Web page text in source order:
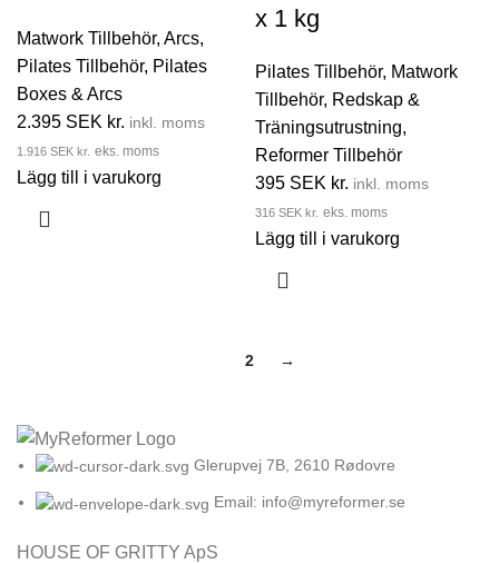
Matwork Tillbehör, Arcs,
Pilates Tillbehör, Pilates
Boxes & Arcs
2.395 SEK kr. inkl. moms
1.916 SEK kr. eks. moms
Lägg till i varukorg
x 1 kg
Pilates Tillbehör, Matwork
Tillbehör, Redskap &
Träningsutrustning,
Reformer Tillbehör
395 SEK kr. inkl. moms
316 SEK kr. eks. moms
Lägg till i varukorg
2 →
Glerupvej 7B, 2610 Rødovre
Email: info@myreformer.se
HOUSE OF GRITTY ApS